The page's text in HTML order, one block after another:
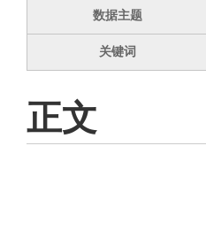
数据主题
关键词
正文